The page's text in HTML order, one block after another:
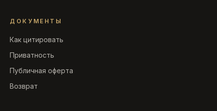
ДОКУМЕНТЫ
Как цитировать
Приватность
Публичная оферта
Возврат